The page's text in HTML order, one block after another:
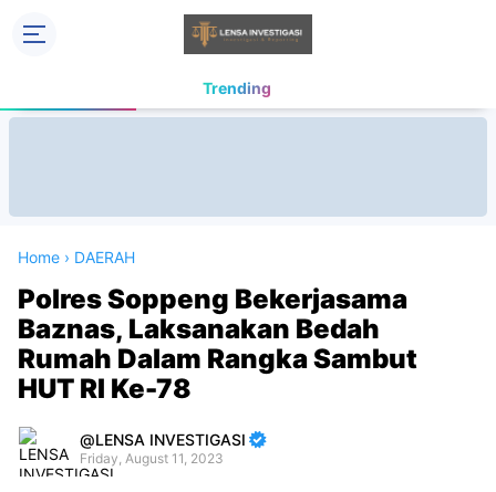
Trending
Home › DAERAH
Polres Soppeng Bekerjasama
Baznas, Laksanakan Bedah
Rumah Dalam Rangka Sambut
HUT RI Ke-78
LENSA INVESTIGASI
Friday, August 11, 2023